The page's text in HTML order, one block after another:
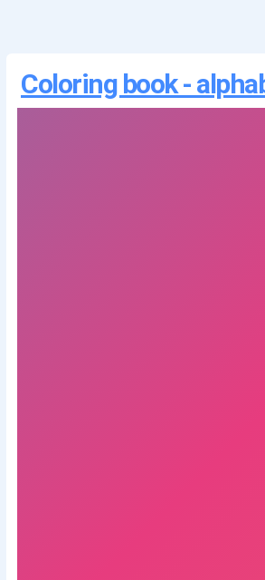
Coloring book -